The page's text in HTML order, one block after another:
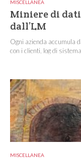
MISCELLANEA
Miniere di
dall’LM
Ogni azienda accumula
con i clienti, log di
MISCELLANEA